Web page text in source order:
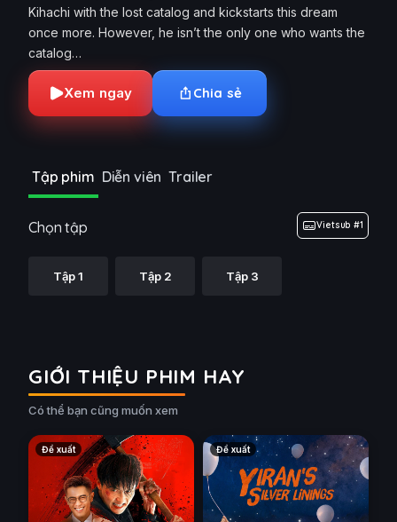
Kihachi with the lost catalog and kickstarts this dream
once more. However, he isn’t the only one who wants the
catalog…
Xem ngay Chia sẻ
Tập phim Diễn viên Trailer
Chọn tập Vietsub #1
Tập 1 Tập 2 Tập 3
GIỚI THIỆU PHIM HAY
Có thể bạn cũng muốn xem
Đề xuất Đề xuất